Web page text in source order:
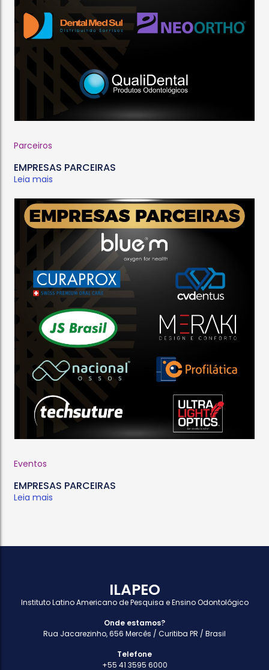
Parceiros
EMPRESAS PARCEIRAS
Leia mais
Eventos
EMPRESAS PARCEIRAS
Leia mais
ILAPEO
Instituto Latino Americano de Pesquisa e Ensino Odontológico
Onde estamos?
Rua Jacarezinho, 656 Mercês / Curitiba PR / Brasil
Telefone
+55 41 3595 6000